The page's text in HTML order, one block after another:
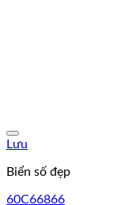
Lưu
Biển số đẹp
60C66866